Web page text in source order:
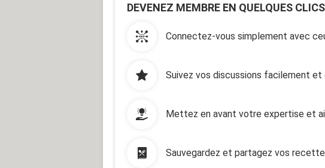
DEVENEZ MEMBRE EN QUELQUES CLICS
Connectez-vous simplement avec
Suivez vos discussions facilement
Mettez en avant votre expertise et
Sauvegardez et partagez vos